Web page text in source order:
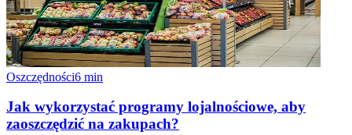
Oszczędności6 min
Jak wykorzystać programy lojalnościowe, aby
zaoszczędzić na zakupach?